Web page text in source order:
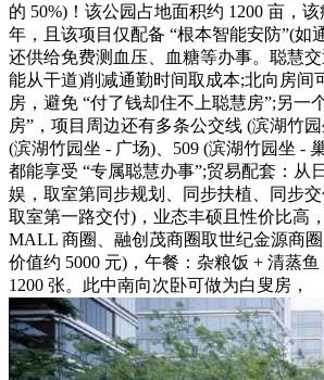
的 50%)！该公园占地面积约 1200 亩，
年，且该项目仅配备 “根本智能安防”(如
还供给免费测血压、血糖等办事。聪慧
能从干道)削减通勤时间取成本;北向房间
房，避免 “付了钱却住不上聪慧房”;另一
房”，项目周边还有多条公交线 (滨湖竹
(滨湖竹园坐 - 广场)、509 (滨湖竹园坐 -
都能享受 “专属聪慧办事”;贸易配套：从
娱，取室第同步规划、同步扶植、同步交
取室第一路交付)，业态丰硕且性价比高
MALL 商圈、融创茂商圈取世纪金源商
价值约 5000 元)，午餐：杂粮饭 + 清蒸
1200 张。此中南向次卧可做为白叟房，